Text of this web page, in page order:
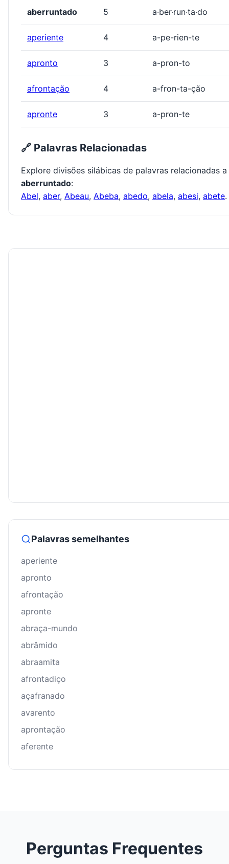
aberruntado 5 a·ber·run·ta·do
aperiente 4 a-pe-rien-te
apronto 3 a-pron-to
afrontação 4 a-fron-ta-ção
apronte 3 a-pron-te
🔗 Palavras Relacionadas
Explore divisões silábicas de palavras relacionadas a
aberruntado:
Abel, aber, Abeau, Abeba, abedo, abela, abesi, abete.
Palavras semelhantes
aperiente
apronto
afrontação
apronte
abraça-mundo
abrâmido
abraamita
afrontadiço
açafranado
avarento
aprontação
aferente
Perguntas Frequentes